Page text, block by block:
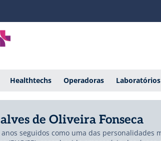
Healthtechs Operadoras Laboratórios
de Oliveira Fonseca
seguidos como uma das